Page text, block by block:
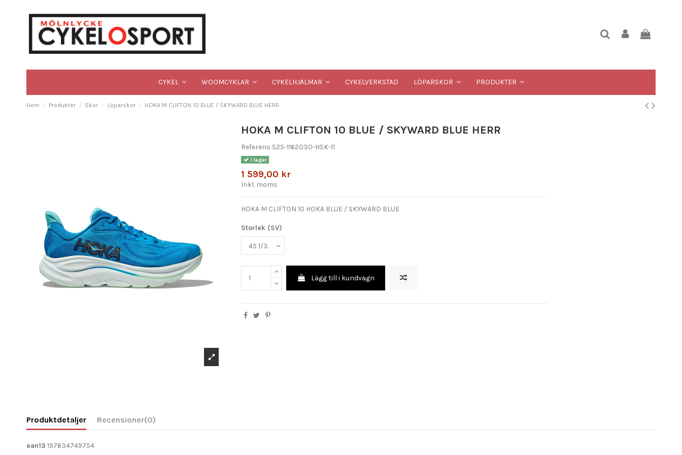
CYKEL WOOMCYKLAR CYKELHJÄLMAR CYKELVERKSTAD LÖPARSKOR PRODUKTER
Hem Produkter Skor Löparskor HOKA M CLIFTON 10 BLUE / SKYWARD BLUE HERR
HOKA M CLIFTON 10 BLUE / SKYWARD BLUE HERR
Referens S25-1162030-HSK-11
I lager
1 599,00 kr
Inkl. moms
HOKA M CLIFTON 10 HOKA BLUE / SKYWARD BLUE
Storlek (SV)
Lägg till i kundvagn
Produktdetaljer Recensioner(0)
ean13 197634749754